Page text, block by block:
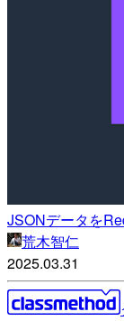
JSONデータを
荒木智仁
2025.03.31